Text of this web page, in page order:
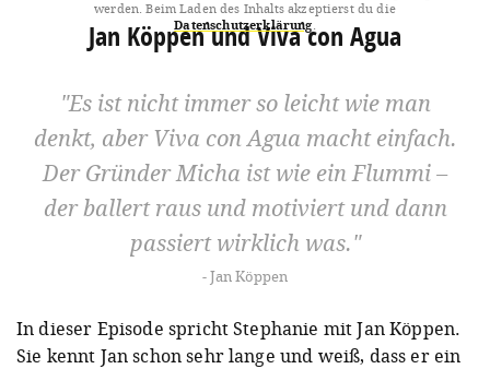
werden. Beim Laden des Inhalts akzeptierst du die
Datenschutzerklärung
Jan Köppen und Viva con Agua
Es ist nicht immer so leicht wie man
denkt, aber Viva con Agua macht einfach.
Der Gründer Micha ist wie ein Flummi –
der ballert raus und motiviert und dann
passiert wirklich was.
Jan Köppen
In dieser Episode spricht Stephanie mit Jan Köppen.
Sie kennt Jan schon sehr lange und weiß, dass er ein